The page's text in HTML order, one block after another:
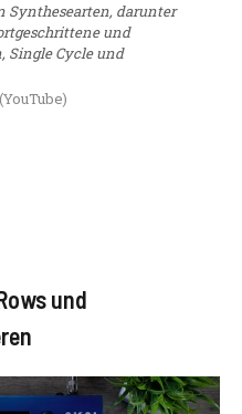
Synthesearten, darunter
und
Single Cycle und
und